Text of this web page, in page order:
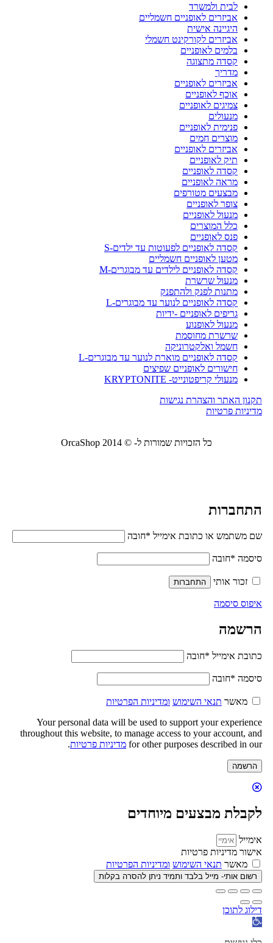
לבית ולמשרד
אביזרים לאופניים חשמליים
היגיינה אישית
אביזרים לקורקינט חשמלי
בלמים לאופניים
קסדה מתצוגה
מדריך
אביזרים לאופניים
אוכף לאופניים
צמיגים לאופניים
מנעולים
פנימית לאופניים
מוצרים חמים
אביזרים לאופניים
תיק לאופניים
קסדה לאופניים
מראה לאופניים
מבצעים מטורפים
צופר לאופניים
מנעול לאופניים
כלל המוצרים
פנס לאופניים
קסדה לאופניים לפעוטות עד ילדים-S
מטען לאופניים חשמליים
קסדה לאופניים לילדים עד מבוגרים-M
מנעול שרשרת
מתנות לפנק ולהתפנק
קסדה לאופניים לנוער עד מבוגרים-L
גריפים לאופניים -ידיות
מנעול לאופנוע
שרשרת מחוסמת
חשמל ואלקטרוניקה
קסדה לאופניים מוארת לנוער עד מבוגרים-L
חישורים לאופניים שפיצים
מנעולי קריפטונייט- KRYPTONITE
תקנון האתר והצהרת נגישות
מדיניות פרטיות
כל הזכויות שמורות ל- © 2014 OrcaShop
התחברות
שם משתמש או כתובת אימייל *חובה
סיסמה *חובה
זכור אותי התחברות
איפוס סיסמה
הרשמה
כתובת אימייל *חובה
סיסמה *חובה
מאשר תנאי השימוש ומדיניות הפרטיות
Your personal data will be used to support your experience
throughout this website, to manage access to your account, and
for other purposes described in our מדיניות פרטיות.
הרשמה
לקבלת מבצעים מיוחדים
אימייל
אישור מדיניות פרטיות
מאשר תנאי השימוש ומדיניות הפרטיות
רשום אותי- מייל בלבד ותמיד ניתן להסרה בקלות
דילוג לתוכן
פתח